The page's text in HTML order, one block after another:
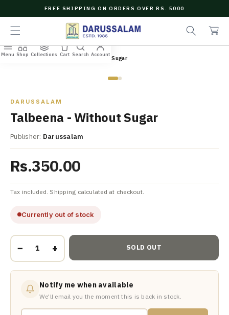
N
E
N
FREE SHIPPING ON ORDERS OVER RS. 5000
a
r
c
a
r
t
Home/All Books/Talbeena - Without Sugar
DARUSSALAM
Talbeena - Without Sugar
Publisher: Darussalam
Rs.350.00
Tax included. Shipping calculated at checkout.
Currently out of stock
− + SOLD OUT
Notify me when available
We'll email you the moment this is back in stock.
Menu Shop Collections Cart Search Account